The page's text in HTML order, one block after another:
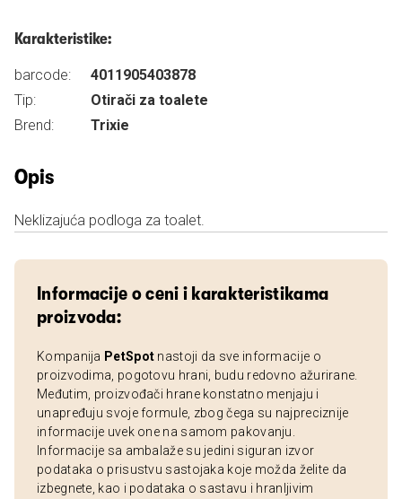
Karakteristike:
barcode:
4011905403878
Tip:
Otirači za toalete
Brend:
Trixie
Opis
Neklizajuća podloga za toalet.
Informacije o ceni i karakteristikama
proizvoda:
Kompanija PetSpot nastoji da sve informacije o
proizvodima, pogotovu hrani, budu redovno ažurirane.
Međutim, proizvođači hrane konstatno menjaju i
unapređuju svoje formule, zbog čega su najpreciznije
informacije uvek one na samom pakovanju.
Informacije sa ambalaže su jedini siguran izvor
podataka o prisustvu sastojaka koje možda želite da
izbegnete, kao i podataka o sastavu i hranljivim